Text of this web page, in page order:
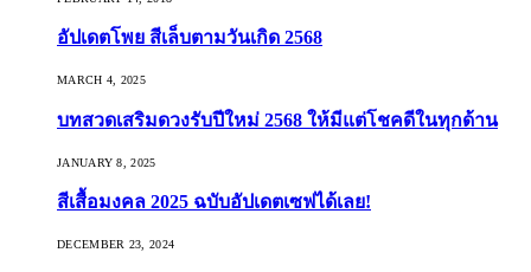
อัปเดตโพย สีเล็บตามวันเกิด 2568
MARCH 4, 2025
บทสวดเสริมดวงรับปีใหม่ 2568 ให้มีแต่โชคดีในทุกด้าน
JANUARY 8, 2025
สีเสื้อมงคล 2025 ฉบับอัปเดตเซฟได้เลย!
DECEMBER 23, 2024